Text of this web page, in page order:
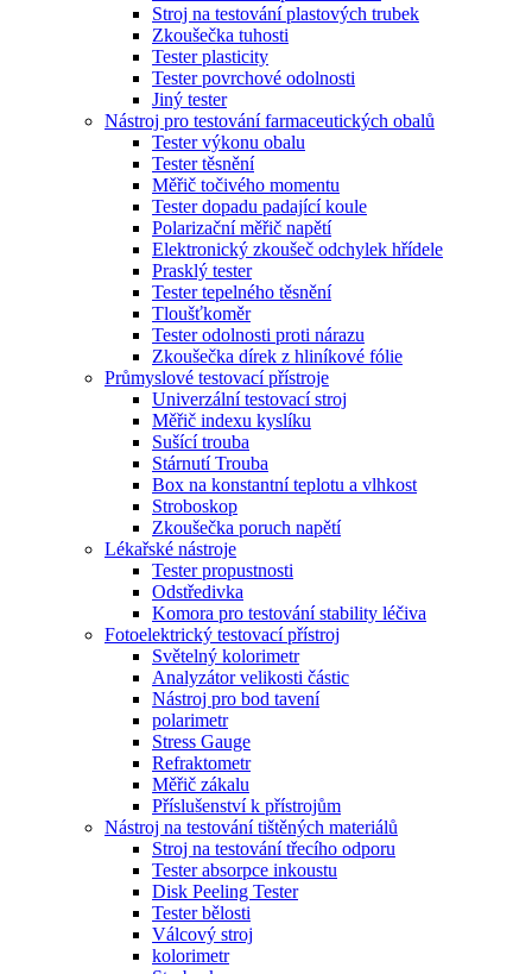
Stroj na testování plastových trubek
Zkoušečka tuhosti
Tester plasticity
Tester povrchové odolnosti
Jiný tester
Nástroj pro testování farmaceutických obalů
Tester výkonu obalu
Tester těsnění
Měřič točivého momentu
Tester dopadu padající koule
Polarizační měřič napětí
Elektronický zkoušeč odchylek hřídele
Prasklý tester
Tester tepelného těsnění
Tloušťkoměr
Tester odolnosti proti nárazu
Zkoušečka dírek z hliníkové fólie
Průmyslové testovací přístroje
Univerzální testovací stroj
Měřič indexu kyslíku
Sušící trouba
Stárnutí Trouba
Box na konstantní teplotu a vlhkost
Stroboskop
Zkoušečka poruch napětí
Lékařské nástroje
Tester propustnosti
Odstředivka
Komora pro testování stability léčiva
Fotoelektrický testovací přístroj
Světelný kolorimetr
Analyzátor velikosti částic
Nástroj pro bod tavení
polarimetr
Stress Gauge
Refraktometr
Měřič zákalu
Příslušenství k přístrojům
Nástroj na testování tištěných materiálů
Stroj na testování třecího odporu
Tester absorpce inkoustu
Disk Peeling Tester
Tester bělosti
Válcový stroj
kolorimetr